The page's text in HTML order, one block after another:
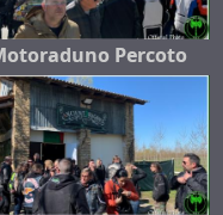
Percoto